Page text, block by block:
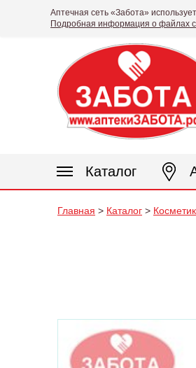
Аптечная сеть «Забота»
Подробная информация о файлах
Каталог
Главная > Каталог >